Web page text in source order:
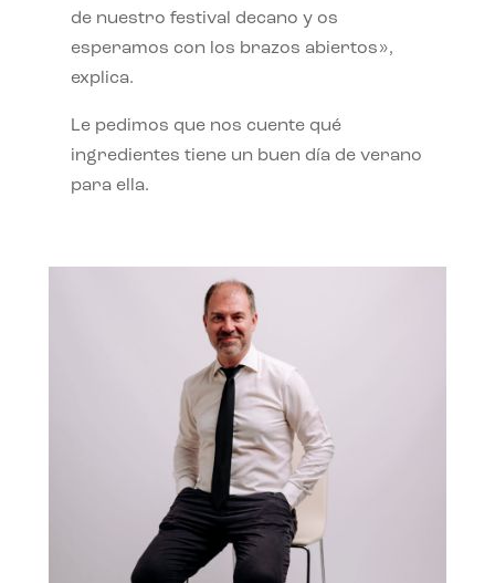
de nuestro festival decano y os
esperamos con los brazos abiertos»,
explica.
Le pedimos que nos cuente qué
ingredientes tiene un buen día de verano
para ella.